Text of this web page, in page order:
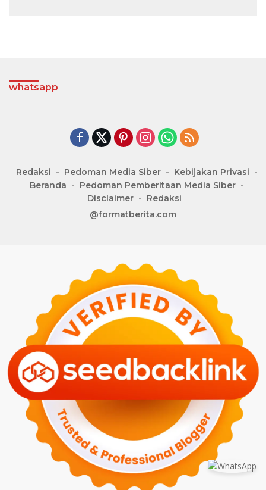
whatsapp
Redaksi Pedoman Media Siber
Kebijakan Privasi
Beranda
Pedoman Pemberitaan Media Siber
Disclaimer
Redaksi
@formatberita.com